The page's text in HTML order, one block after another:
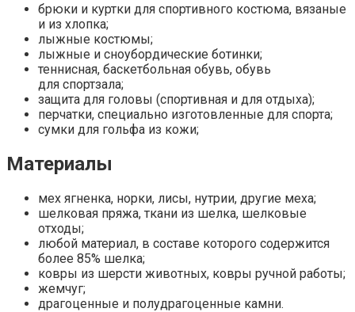
брюки и куртки для спортивного костюма, вязаные
и из хлопка;
лыжные костюмы;
лыжные и сноубордические ботинки;
теннисная, баскетбольная обувь, обувь
для спортзала;
защита для головы (спортивная и для отдыха);
перчатки, специально изготовленные для спорта;
сумки для гольфа из кожи;
Материалы
мех ягненка, норки, лисы, нутрии, другие меха;
шелковая пряжа, ткани из шелка, шелковые
отходы;
любой материал, в составе которого содержится
более 85% шелка;
ковры из шерсти животных, ковры ручной работы;
жемчуг;
драгоценные и полудрагоценные камни.